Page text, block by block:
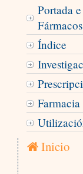
Portada
Fármacos
Índice
Inicio